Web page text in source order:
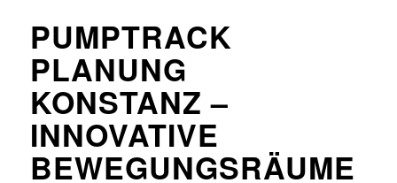
PUMPTRACK
PLANUNG
KONSTANZ –
INNOVATIVE
BEWEGUNGSRÄUME